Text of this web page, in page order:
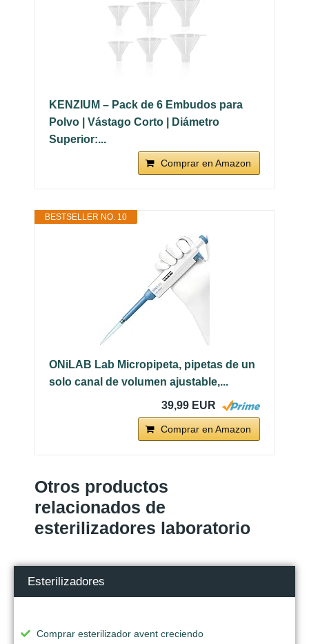
KENZIUM – Pack de 6 Embudos para
Polvo | Vástago Corto | Diámetro
Superior:...
Comprar en Amazon
BESTSELLER NO. 10
ONiLAB Lab Micropipeta, pipetas de un
solo canal de volumen ajustable,...
39,99 EUR
Comprar en Amazon
Otros productos
relacionados de
esterilizadores laboratorio
Esterilizadores
Comprar esterilizador avent creciendo